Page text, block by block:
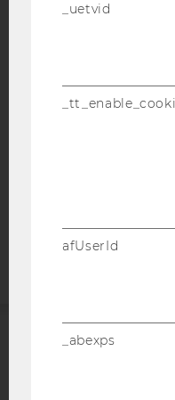
_uetvid
afUserId
_abexps